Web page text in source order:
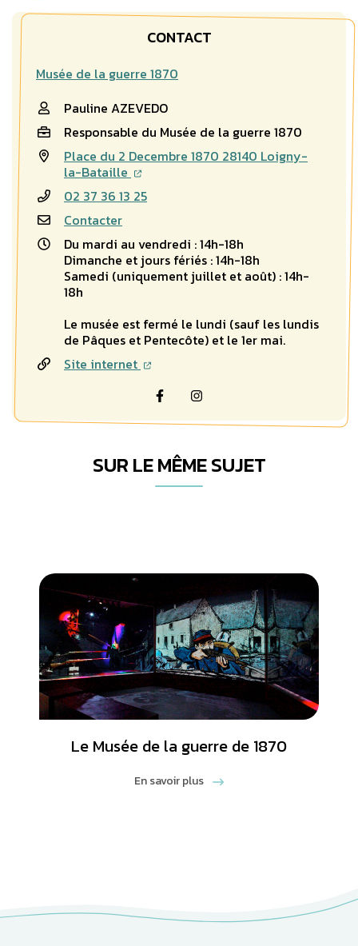
CONTACT
Musée de la guerre 1870
Pauline AZEVEDO
Responsable du Musée de la guerre 1870
Place du 2 Decembre 1870 28140 Loigny-
la-Bataille
02 37 36 13 25
Contacter
Du mardi au vendredi : 14h-18h
Dimanche et jours fériés : 14h-18h
Samedi (uniquement juillet et août) : 14h-
18h
Le musée est fermé le lundi (sauf les lundis
de Pâques et Pentecôte) et le 1er mai.
Site internet
Visiter la page Facebook
Visiter la page Instagram
SUR LE MÊME SUJET
Le Musée de la guerre de 1870
En savoir plus